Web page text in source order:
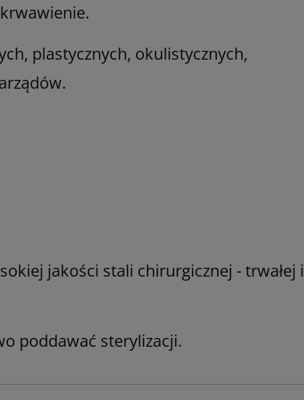
plastycznych, okulistycznych,
jakości stali chirurgicznej - trwałej i
poddawać sterylizacji.